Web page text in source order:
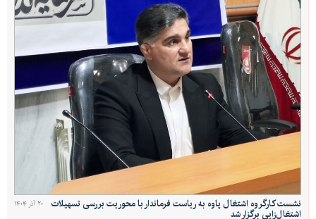
۲۰ آذر ۱۴۰۴ نشست کارگروه اشتغال پاوه به ریاست فرماندار با محوریت بررسی تسهیلات
اشتغال‌زایی برگزار شد